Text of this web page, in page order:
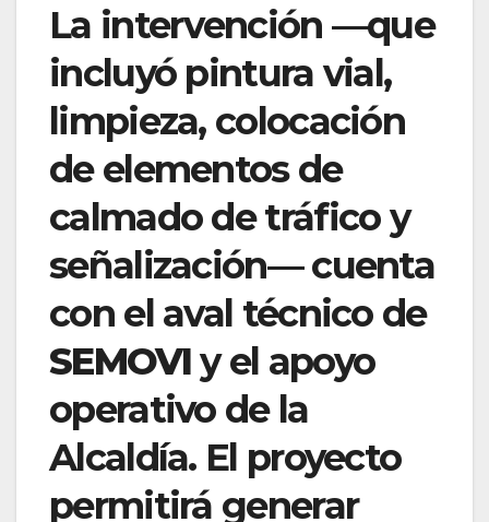
La intervención —que
incluyó pintura vial,
limpieza, colocación
de elementos de
calmado de tráfico y
señalización— cuenta
con el aval técnico de
SEMOVIy el apoyo
operativo de la
Alcaldía. El proyecto
permitirá generar